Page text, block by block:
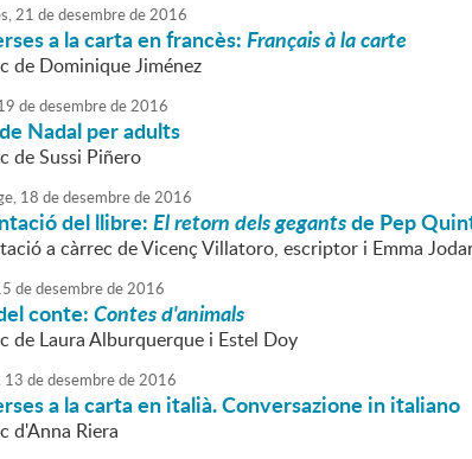
21 dedesembrede2016
a la carta en francès:Français à la carte
de Dominique Jiménez
dedesembrede2016
Nadal per adults
de Sussi Piñero
18 dedesembrede2016
del llibre:El retorn dels gegantsde Pep
a càrrec de Vicenç Villatoro, escriptor i Emma
dedesembrede2016
conte:Contes d'animals
de Laura Alburquerque i Estel Doy
13 dedesembrede2016
a la carta en italià. Conversazione in italiano
d'Anna Riera